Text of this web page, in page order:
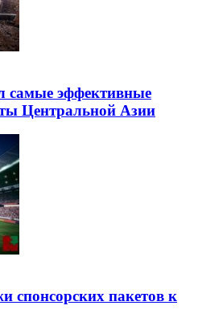
самые эффективные
Центральной Азии
спонсорских пакетов к